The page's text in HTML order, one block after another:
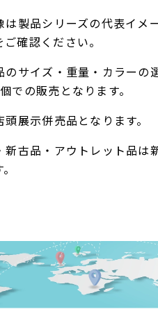
製品シリーズの代表イメ
確認ください。
サイズ・重量・カラーの
での販売となります。
展示併売品となります。
古品・アウトレット品は